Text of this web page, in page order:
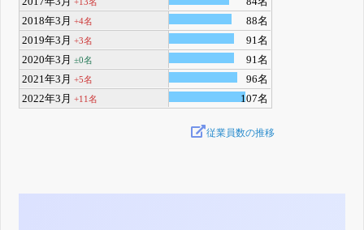
2018年3月+4名
88名
2019年3月+3名
91名
2020年3月±0名
91名
2021年3月+5名
96名
2022年3月+11名 107名
従業員数の推移